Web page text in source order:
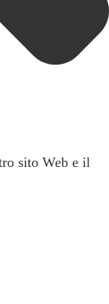
sito Web e il